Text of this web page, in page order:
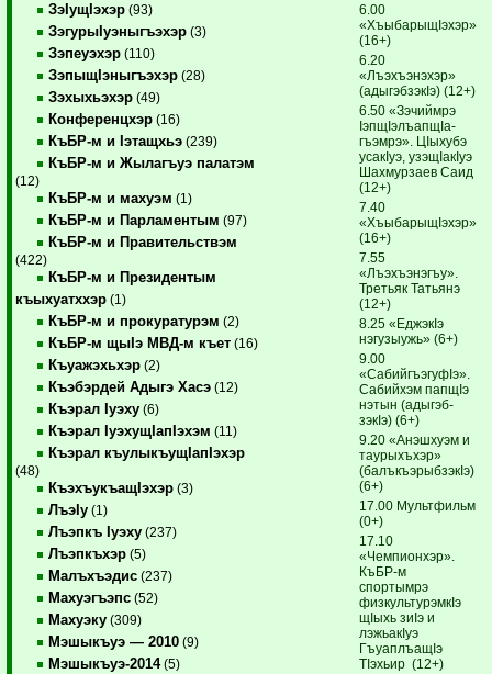
ЗэIущIэхэр (93)
ЗэгурыIуэныгъэхэр (3)
Зэпеуэхэр (110)
ЗэпыщIэныгъэхэр (28)
Зэхыхьэхэр (49)
Конференцхэр (16)
КъБР-м и Iэтащхьэ (239)
КъБР-м и Жылагъуэ палатэм
(12)
КъБР-м и махуэм (1)
КъБР-м и Парламентым (97)
КъБР-м и Правительствэм
(422)
КъБР-м и Президентым
къыхуатххэр (1)
КъБР-м и прокуратурэм (2)
КъБР-м щыIэ МВД-м къет (16)
Къуажэхьхэр (2)
Къэбэрдей Адыгэ Хасэ (12)
Къэрал Iуэху (6)
Къэрал IуэхущIапIэхэм (11)
Къэрал къулыкъущIапIэхэр
(48)
КъэхъукъащIэхэр (3)
ЛъэIу (1)
Лъэпкъ Iуэху (237)
Лъэпкъхэр (5)
Малъхъэдис (237)
Махуэгъэпс (52)
Махуэку (309)
Мэшыкъуэ — 2010 (9)
Мэшыкъуэ-2014(5)
6.00
«ХъыбарыщIэхэр»
(16+)
6.20
«Лъэхъэнэхэр»
(адыгэбзэкIэ) (12+)
6.50 «Зэчиймрэ
IэпщIэлъап­щIа­
гъэмрэ». ЦIыхубэ
усакIуэ, узэщIакIуэ
Шахмурзаев Саид
(12+)
7.40
«ХъыбарыщIэхэр»
(16+)
7.55
«Лъэхъэнэгъу».
Третьяк ­Татьянэ
(12+)
8.25 «ЕджэкIэ
нэгузыужь» (6+)
9.00
«СабийгъэгуфIэ».
Сабийхэм папщIэ
нэтын (адыгэб­
зэкIэ) (6+)
9.20 «Анэшхуэм и
таурыхъхэр»
(балъкъэрыбзэкIэ)
(6+)
17.00 Мультфильм
(0+)
17.10
«Чемпионхэр».
КъБР-м
спортымрэ
физкуль­ту­рэм­кIэ
щIыхь зиIэ и
лэжьа­кIуэ
ГъуаплъащIэ
ТIэхьир (12+)